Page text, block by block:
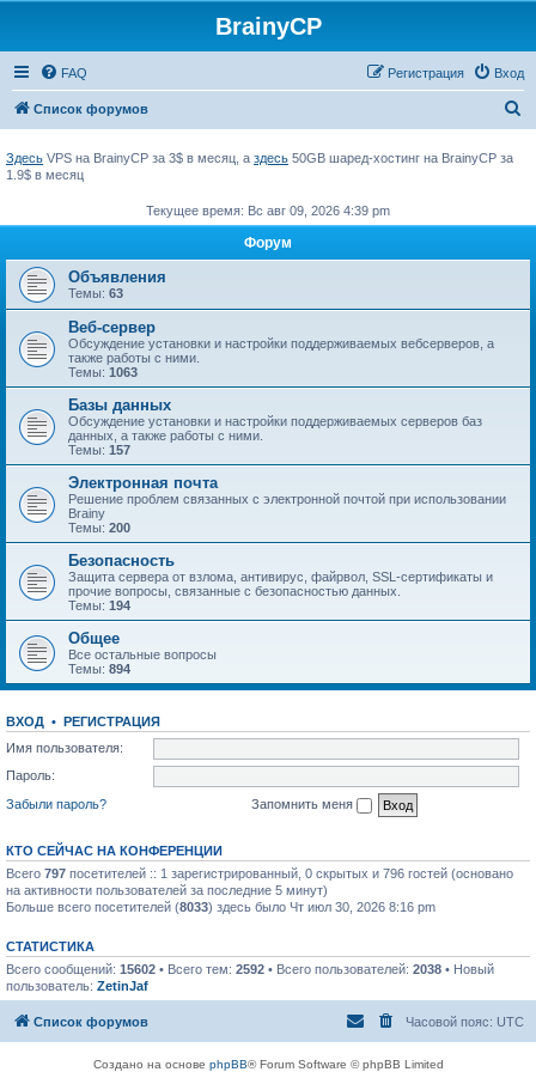
BrainyCP
FAQ Вход
Регистрация
Список форумов
к
Здесь VPS на BrainyCP за 3$ в месяц, а здесь 50GB шаред-хостинг на BrainyCP за
1.9$ в месяц
Текущее время: Вс авг 09, 2026 4:39 pm
Форум
Объявления
Темы: 63
Веб-сервер
Обсуждение установки и настройки поддерживаемых вебсерверов, а
также работы с ними.
Темы: 1063
Базы данных
Обсуждение установки и настройки поддерживаемых серверов баз
данных, а также работы с ними.
Темы: 157
Электронная почта
Решение проблем связанных с электронной почтой при использовании
Brainy
Темы: 200
Безопасность
Защита сервера от взлома, антивирус, файрвол, SSL-сертификаты и
прочие вопросы, связанные с безопасностью данных.
Темы: 194
Общее
Все остальные вопросы
Темы: 894
ВХОД • РЕГИСТРАЦИЯ
Имя пользователя:
Пароль:
Забыли пароль?
Запомнить меня
КТО СЕЙЧАС НА КОНФЕРЕНЦИИ
Всего 797 посетителей :: 1 зарегистрированный, 0 скрытых и 796 гостей (основано
на активности пользователей за последние 5 минут)
Больше всего посетителей (8033) здесь было Чт июл 30, 2026 8:16 pm
СТАТИСТИКА
Всего сообщений: 15602 • Всего тем: 2592 • Всего пользователей: 2038 • Новый
пользователь: ZetinJaf
Список форумов Часовой пояс: UTC
Создано на основе phpBB® Forum Software © phpBB Limited